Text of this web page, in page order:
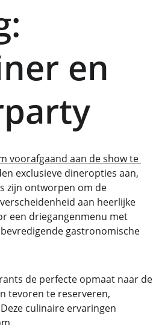
en
voorafgaand aan de show te
exclusieve dineropties aan,
zijn ontworpen om de
aan heerlijke
een driegangenmenu met
gastronomische
de perfecte opmaat naar de
tevoren te reserveren,
culinaire ervaringen